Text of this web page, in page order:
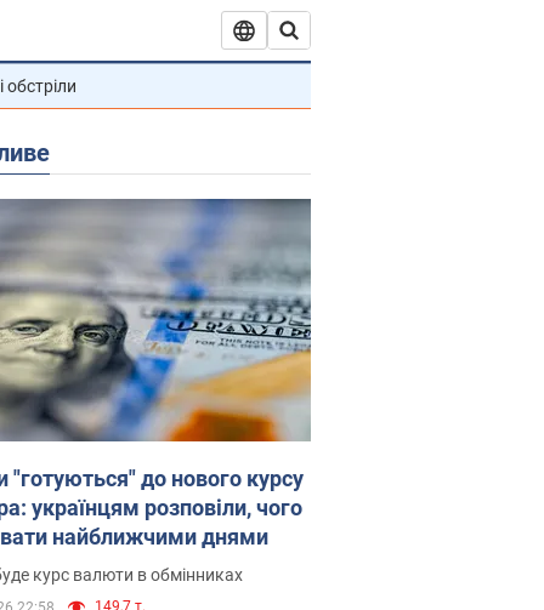
обстріли
"готуються" до нового курсу
українцям розповіли, чого
найближчими днями
курс валюти в обмінниках
149,7 т.